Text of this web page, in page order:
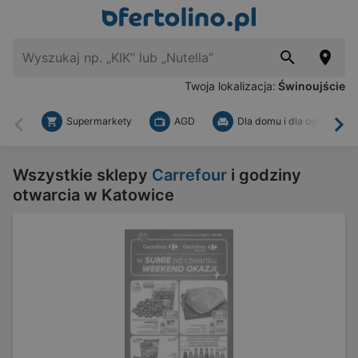
Twoja lokalizacja: Świnoujście
Wstecz
Supermarkety AGD Dla domu i dla ogrodu
Wszystkie sklepy Carrefour i godziny
otwarcia w Katowice